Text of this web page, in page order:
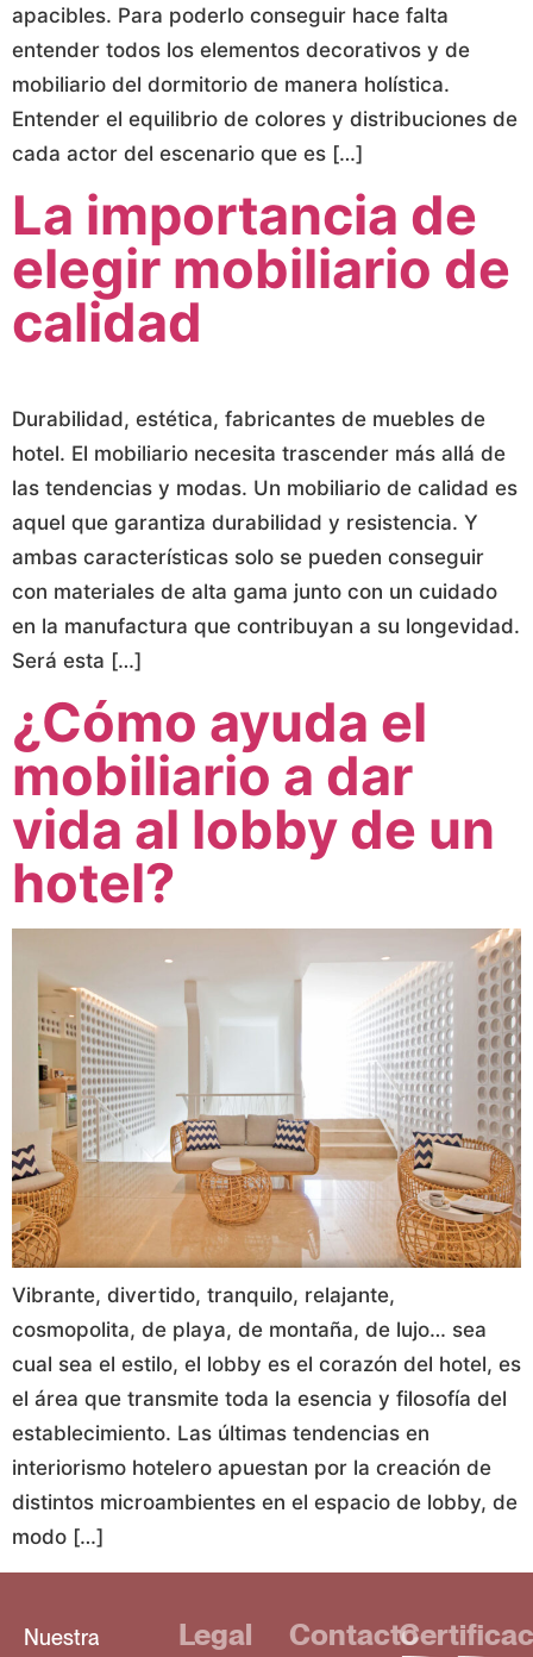
apacibles. Para poderlo conseguir hace falta
entender todos los elementos decorativos y de
mobiliario del dormitorio de manera holística.
Entender el equilibrio de colores y distribuciones de
cada actor del escenario que es […]
La importancia de
elegir mobiliario de
calidad
Durabilidad, estética, fabricantes de muebles de
hotel. El mobiliario necesita trascender más allá de
las tendencias y modas. Un mobiliario de calidad es
aquel que garantiza durabilidad y resistencia. Y
ambas características solo se pueden conseguir
con materiales de alta gama junto con un cuidado
en la manufactura que contribuyan a su longevidad.
Será esta […]
¿Cómo ayuda el
mobiliario a dar
vida al lobby de un
hotel?
Vibrante, divertido, tranquilo, relajante,
cosmopolita, de playa, de montaña, de lujo… sea
cual sea el estilo, el lobby es el corazón del hotel, es
el área que transmite toda la esencia y filosofía del
establecimiento. Las últimas tendencias en
interiorismo hotelero apuestan por la creación de
distintos microambientes en el espacio de lobby, de
modo […]
Nuestra
Legal Contacto